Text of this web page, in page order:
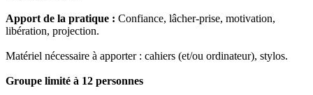
Apport de la pratique : Confiance, lâcher-prise, motivation,
libération, projection.
Matériel nécessaire à apporter : cahiers (et/ou ordinateur), stylos.
Groupe limité à 12 personnes